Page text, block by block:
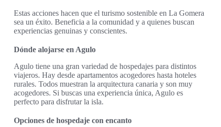
Estas acciones hacen que el turismo sostenible en La Gomera
sea un éxito. Beneficia a la comunidad y a quienes buscan
experiencias genuinas y conscientes.
Dónde alojarse en Agulo
Agulo tiene una gran variedad de hospedajes para distintos
viajeros. Hay desde apartamentos acogedores hasta hoteles
rurales. Todos muestran la arquitectura canaria y son muy
acogedores. Si buscas una experiencia única, Agulo es
perfecto para disfrutar la isla.
Opciones de hospedaje con encanto